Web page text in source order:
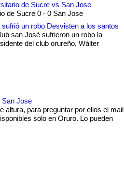
de Sucre vs San Jose
de Sucre 0 - 0 San Jose
un robo Desvisten a los santos
san José sufrieron un robo la
del club orureño, Wálter
San Jose
altura, para preguntar por ellos el mail
solo en Oruro. Lo pueden